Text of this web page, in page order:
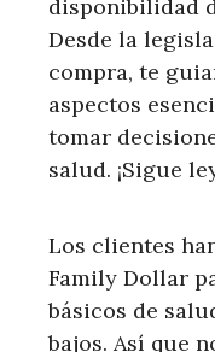
disponibilidad
Desde la
compra, te
aspectos
tomar
salud. ¡Sigue
Los clientes
Family Dollar
básicos de
bajos. Así que